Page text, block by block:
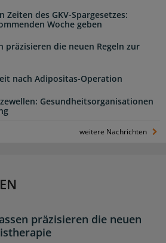
des GKV-Spargesetzes:
Woche geben
präzisieren die neuen Regeln zur
nach Adipositas-Operation
Gesundheitsorganisationen
weitere Nachrichten
präzisieren die neuen